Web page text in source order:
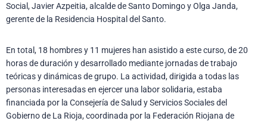
Social, Javier Azpeitia, alcalde de Santo Domingo y Olga Janda,
gerente de la Residencia Hospital del Santo.
En total, 18 hombres y 11 mujeres han asistido a este curso, de 20
horas de duración y desarrollado mediante jornadas de trabajo
teóricas y dinámicas de grupo. La actividad, dirigida a todas las
personas interesadas en ejercer una labor solidaria, estaba
financiada por la Consejería de Salud y Servicios Sociales del
Gobierno de La Rioja, coordinada por la Federación Riojana de